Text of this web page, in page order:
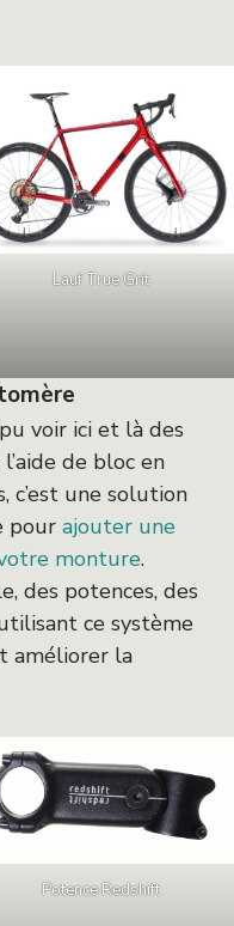
Lauf True Grit
voir ici et là des
de bloc en
c’est une solution
pour ajouter une
monture.
des potences, des
ce système
améliorer la
Potence Redshift